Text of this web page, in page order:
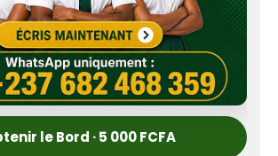
le Bord · 5 000 FCFA